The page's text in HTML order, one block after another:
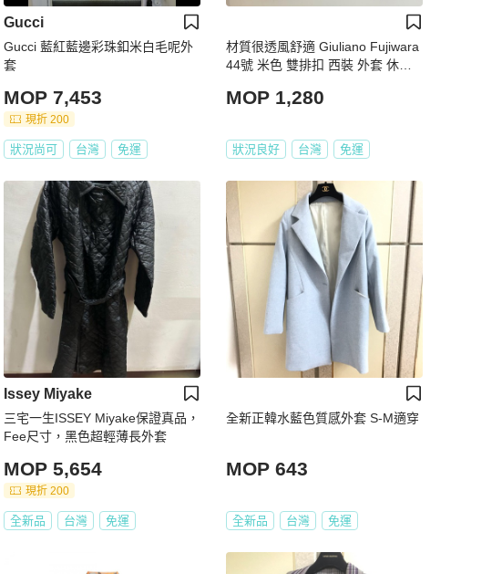
Gucci
Gucci 藍紅藍邊彩珠釦米白毛呢外
套
MOP 7,453
現折 200
狀況尚可 台灣 免運
材質很透風舒適 Giuliano Fujiwara
44號 米色 雙排扣 西裝 外套 休閒
MOP 1,280
狀況良好 台灣 免運
Issey Miyake
三宅一生ISSEY Miyake保證真品，
Fee尺寸，黑色超輕薄長外套
MOP 5,654
現折 200
全新品 台灣 免運
全新正韓水藍色質感外套 S-M適穿
MOP 643
全新品 台灣 免運